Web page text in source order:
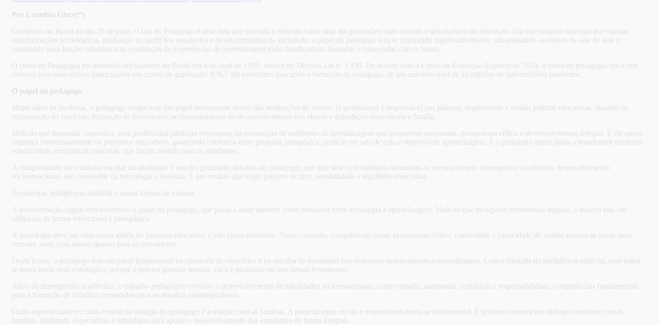
Por Luzedna Glece(*)
Celebrado no Brasil no dia 20 de maio, o Dia do Pedagogo é uma data que convida à reflexão sobre uma das profissões mais centrais e desafiadoras da educação. Em um contexto marcado por rápidas
transformações tecnológicas, mudanças no perfil dos estudantes e novas demandas da sociedade, o papel do pedagogo tem se expandido significativamente, ultrapassando os limites da sala de aula e
assumindo uma função estratégica na construção de experiências de aprendizagem mais significativas, humanas e conectadas com o futuro.
O curso de Pedagogia foi instituído oficialmente no Brasil em 4 de abril de 1939, através do Decreto-Lei nº 1.190. De acordo com o Censo da Educação Superior de 2024, o curso de pedagogia era o que
contava com mais alunos matriculados em cursos de graduação: 878,7 mil estudantes buscando a formação de pedagogo, de um universo total de 10 milhões de universitários brasileiros.
O papel do pedagogo
Muito além da docência, o pedagogo ocupa hoje um papel estruturante dentro das instituições de ensino. O profissional é responsável por planejar, implementar e avaliar práticas educativas, atuando na
organização do currículo, formação de professores, acompanhamento do de-senvolvimento dos alunos e articulação entre escola e família.
Mais do que transmitir conteúdos, esse profissional participa ativamente da construção de ambientes de aprendizagem que promovem autonomia, pensamento crítico e desenvolvimento integral. É ele quem
organiza intencionalmente os processos educativos, garantindo coerência entre proposta pedagógica, práticas em sala de aula e objetivos de aprendizagem. É o pedagogo quem ajuda a transformar diretrizes
educacionais em práticas concretas, que façam sentido para os estudantes.
A complexidade do cotidiano escolar na atualidade é um dos principais desafios do pedagogo, que hoje lida com múltiplas demandas ao mesmo tempo: desempenho acadêmico, desenvolvimento
socioemocional, uso consciente da tecnologia e inclusão. É um cenário que exige preparo técnico, sensibilidade e equilíbrio emocional.
Tecnologia, inteligência artificial e novas formas de ensinar
A transformação digital tem redefinido o papel do pedagogo, que passa a atuar também como mediador entre tecnologia e aprendizagem. Mais do que incorporar ferramentas digitais, o desafio está em
utilizá-las de forma intencional e pedagógica.
A tecnologia deve ser vista como aliada do processo educativo, e não como substituta. Nesse contexto, competências como pensamento crítico, criatividade e capacidade de análise tornam-se ainda mais
centrais, tanto para alunos quanto para os educadores.
Desta forma, o pedagogo tem um papel fundamental na curadoria de conteúdos e na escolha de estratégias que realmente potencializem a aprendizagem. Com a chegada da inteligência artificial, esse papel
se torna ainda mais estratégico, porque é preciso garantir sentido, ética e qualidade no uso dessas ferramentas.
Além do desempenho acadêmico, o trabalho pedagógico envolve o desenvolvimento de habilidades socioemocionais, como empatia, autonomia, resiliência e responsabilidade, competências fundamentais
para a formação de cidadãos preparados para os desafios contemporâneos.
Outro aspecto cada vez mais central na atuação do pedagogo é a relação com as famílias. A parceria entre escola e responsáveis torna-se fundamental. É preciso construir um diálogo constante com as
famílias, alinhando expectativas e estratégias para apoiar o desenvolvimento dos estudantes de forma integral.